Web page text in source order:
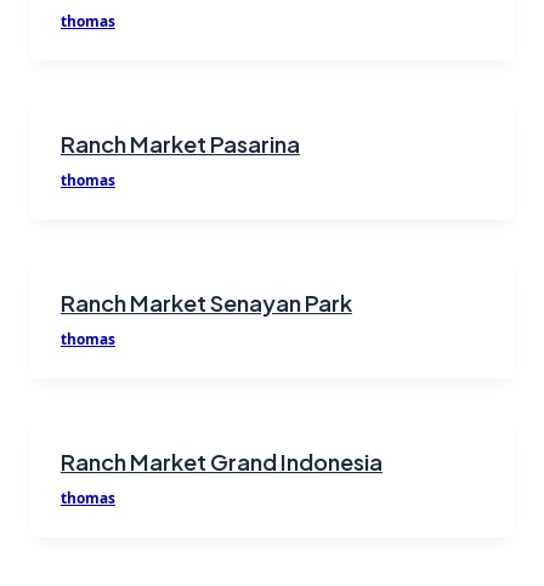
thomas
Ranch Market Pasarina
thomas
Ranch Market Senayan Park
thomas
Ranch Market Grand Indonesia
thomas